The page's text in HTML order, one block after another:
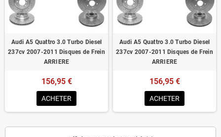
Audi A5 Quattro 3.0 Turbo Diesel
237cv 2007-2011 Disques de Frein
ARRIERE
156,95 €
ACHETER
Audi A5 Quattro 3.0 Turbo Diesel
237cv 2007-2011 Disques de Frein
ARRIERE
156,95 €
ACHETER